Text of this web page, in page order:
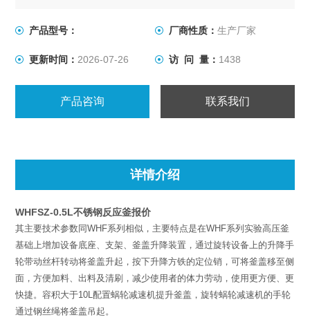
产品型号：
厂商性质： 生产厂家
更新时间： 2026-07-26 访 问 量： 1438
产品咨询 联系我们
详情介绍
WHFSZ-0.5L不锈钢反应釜报价
其主要技术参数同WHF系列相似，主要特点是在WHF系列实验高压釜
基础上增加设备底座、支架、釜盖升降装置，通过旋转设备上的升降手
轮带动丝杆转动将釜盖升起，按下升降方铁的定位销，可将釜盖移至侧
面，方便加料、出料及清刷，减少使用者的体力劳动，使用更方便、更
快捷。容积大于10L配置蜗轮减速机提升釜盖，旋转蜗轮减速机的手轮
通过钢丝绳将釜盖吊起。